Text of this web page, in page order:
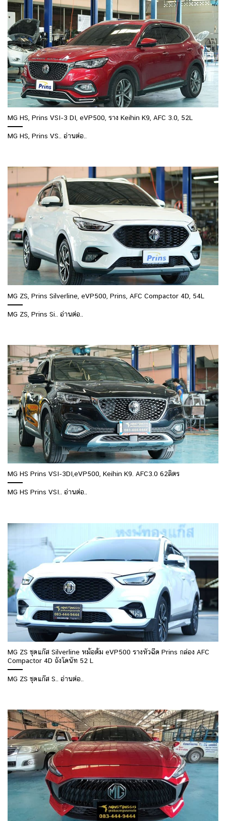
MG HS, Prins VSI-3 DI, eVP500, ราง Keihin K9, AFC 3.0, 52L
MG HS, Prins VS.. อ่านต่อ..
MG ZS, Prins Silverline, eVP500, Prins, AFC Compactor 4D, 54L
MG ZS, Prins Si.. อ่านต่อ..
MG HS Prins VSI-3DI,eVP500, Keihin K9. AFC3.0 62ลิตร
MG HS Prins VSI.. อ่านต่อ..
MG ZS ชุดแก๊ส Silverline หม้อต้ม eVP500 รางหัวฉีด Prins กล่อง AFC
Compactor 4D ถังโดนัท 52 L
MG ZS ชุดแก๊ส S.. อ่านต่อ..